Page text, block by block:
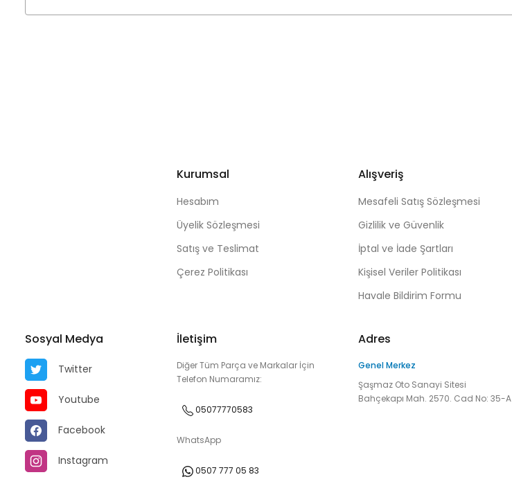
Kurumsal
Hesabım
Üyelik Sözleşmesi
Satış ve Teslimat
Çerez Politikası
Alışveriş
Mesafeli Satış Sözleşmesi
Gizlilik ve Güvenlik
İptal ve İade Şartları
Kişisel Veriler Politikası
Havale Bildirim Formu
Sosyal Medya
Twitter
Youtube
Facebook
Instagram
İletişim
Diğer Tüm Parça ve Markalar İçin
Telefon Numaramız:
05077770583
WhatsApp
0507 777 05 83
Adres
Genel Merkez
Şaşmaz Oto Sanayi Sitesi
Bahçekapı Mah. 2570. Cad No: 35-A